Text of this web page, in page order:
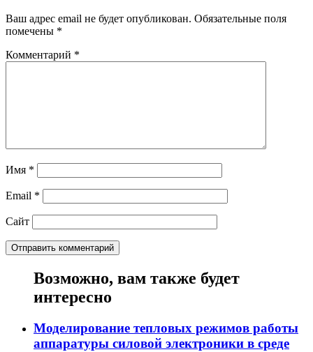
Ваш адрес email не будет опубликован. Обязательные поля
помечены *
Комментарий *
Имя *
Email *
Сайт
Возможно, вам также будет
интересно
Моделирование тепловых режимов работы
аппаратуры силовой электроники в среде